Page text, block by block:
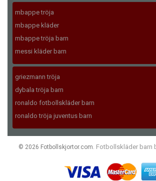
mbappe tröja
mbappe kläder
mbappe tröja barn
messi kläder barn
griezmann tröja
dybala tröja barn
ronaldo fotbollskläder barn
ronaldo tröja juventus barn
© 2026 Fotbollskjortor.com. Fotbollskläder barn